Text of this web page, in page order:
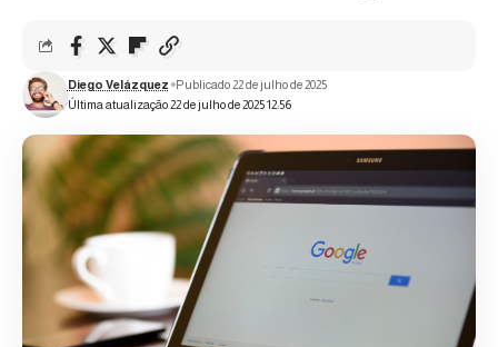
Última atualização 22 de julho de 2025 12:56
Diego Velázquez Publicado 22 de julho de 2025